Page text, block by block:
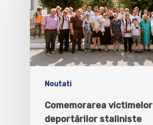
Noutati
Comemorarea victimelor
deportărilor staliniste